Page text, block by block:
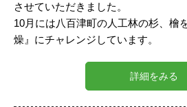
させていただきました。
10月には八百津町の人工林の杉、檜
燥』にチャレンジしています。
詳細をみる